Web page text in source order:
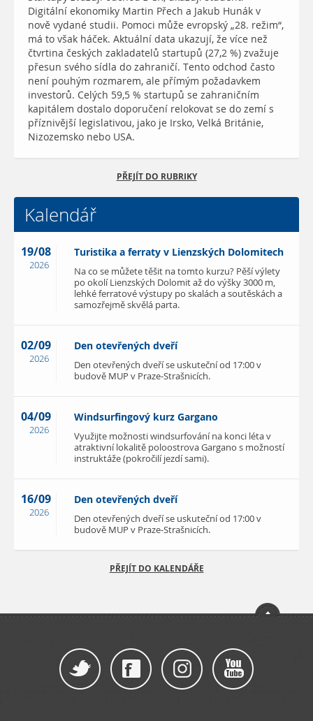
Digitální ekonomiky Martin Přech a Jakub Hunák v
nově vydané studii. Pomoci může evropský „28. režim“,
má to však háček. Aktuální data ukazují, že více než
čtvrtina českých zakladatelů startupů (27,2 %) zvažuje
přesun svého sídla do zahraničí. Tento odchod často
není pouhým rozmarem, ale přímým požadavkem
investorů. Celých 59,5 % startupů se zahraničním
kapitálem dostalo doporučení relokovat se do zemí s
příznivější legislativou, jako je Irsko, Velká Británie,
Nizozemsko nebo USA.
PŘEJÍT DO RUBRIKY
Kalendář
19/08
2026
Turistika a ferraty v Lienzských Dolomitech
Na co se můžete těšit na tomto kurzu? Pěší výlety
po okolí Lienzských Dolomit až do výšky 3000 m,
lehké ferratové výstupy po skalách a soutěskách a
samozřejmě skvělá parta.
02/09
2026
Den otevřených dveří
Den otevřených dveří se uskuteční od 17:00 v
budově MUP v Praze-Strašnicích.
04/09
2026
Windsurfingový kurz Gargano
Využijte možnosti windsurfování na konci léta v
atraktivní lokalitě poloostrova Gargano s možností
instruktáže (pokročilí jezdí sami).
16/09
2026
Den otevřených dveří
Den otevřených dveří se uskuteční od 17:00 v
budově MUP v Praze-Strašnicích.
PŘEJÍT DO KALENDÁŘE